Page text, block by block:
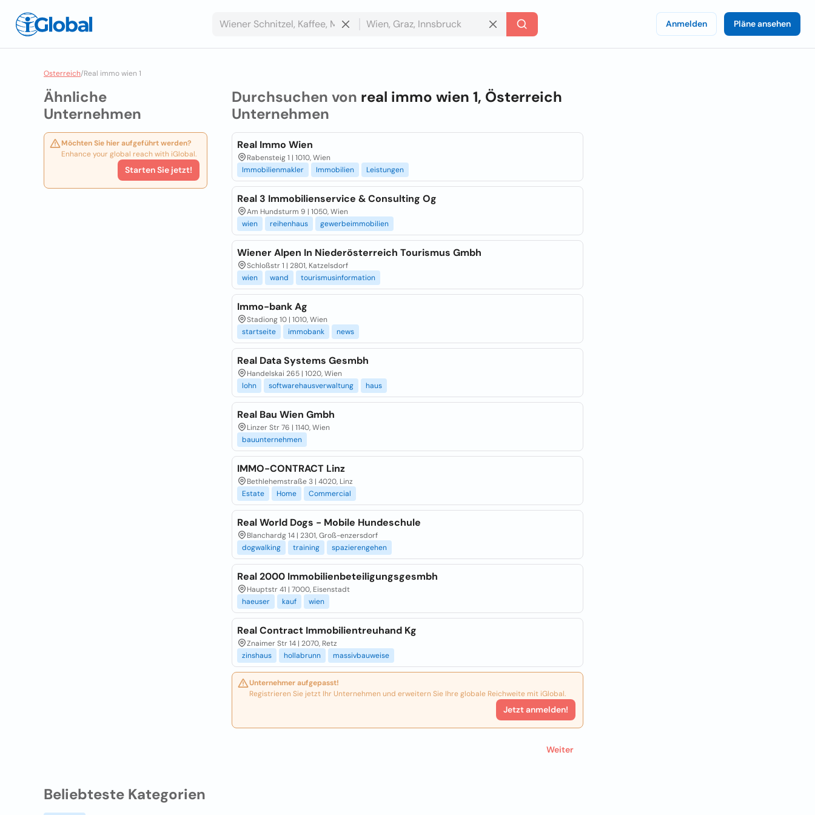
Anmelden Pläne ansehen
Osterreich/Real immo wien 1
Ähnliche
Unternehmen
Möchten Sie hier aufgeführt werden?
Enhance your global reach with iGlobal.
Starten Sie jetzt!
Durchsuchen von real immo wien 1, Österreich
Unternehmen
Real Immo Wien
Rabensteig 1 | 1010, Wien
Immobilienmakler
Immobilien Leistungen
Real 3 Immobilienservice & Consulting Og
Am Hundsturm 9 | 1050, Wien
wien
reihenhaus gewerbeimmobilien
Wiener Alpen In Niederösterreich Tourismus Gmbh
Schloßstr 1 | 2801, Katzelsdorf
wien
wand tourismusinformation
Immo-bank Ag
Stadiong 10 | 1010, Wien
startseite
immobank news
Real Data Systems Gesmbh
Handelskai 265 | 1020, Wien
lohn
softwarehausverwaltung haus
Real Bau Wien Gmbh
Linzer Str 76 | 1140, Wien
bauunternehmen
IMMO-CONTRACT Linz
Bethlehemstraße 3 | 4020, Linz
Estate
Home Commercial
Real World Dogs - Mobile Hundeschule
Blanchardg 14 | 2301, Groß-enzersdorf
dogwalking
training spazierengehen
Real 2000 Immobilienbeteiligungsgesmbh
Hauptstr 41 | 7000, Eisenstadt
haeuser
kauf wien
Real Contract Immobilientreuhand Kg
Znaimer Str 14 | 2070, Retz
zinshaus
hollabrunn massivbauweise
Unternehmer aufgepasst!
Registrieren Sie jetzt Ihr Unternehmen und erweitern Sie Ihre globale Reichweite mit iGlobal.
Jetzt anmelden!
Weiter
Beliebteste Kategorien